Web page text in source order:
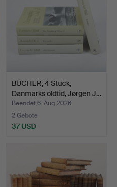
BÜCHER, 4 Stück,
Danmarks oldtid, Jørgen J…
Beendet 6. Aug 2026
2 Gebote
37 USD